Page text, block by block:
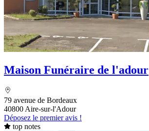
Maison Funéraire de l'adour
79 avenue de Bordeaux
40800 Aire-sur-l'Adour
Déposez le premier avis !
top notes